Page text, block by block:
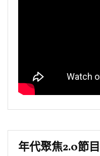
年代聚焦2.0節目